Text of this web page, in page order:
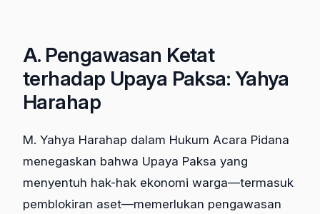
A. Pengawasan Ketat
terhadap Upaya Paksa: Yahya
Harahap
M. Yahya Harahap dalam Hukum Acara Pidana
menegaskan bahwa Upaya Paksa yang
menyentuh hak-hak ekonomi warga—termasuk
pemblokiran aset—memerlukan pengawasan